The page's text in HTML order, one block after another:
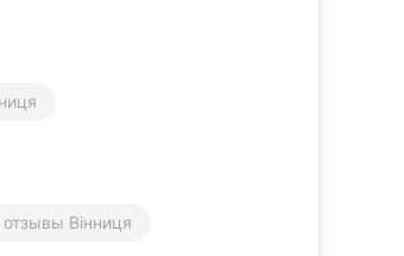
Вінниця